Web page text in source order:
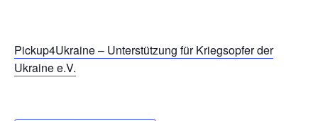
Pickup4Ukraine – Unterstützung für Kriegsopfer der
Ukraine e.V.